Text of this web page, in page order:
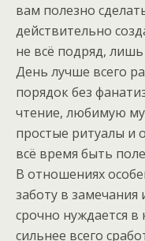
вам полезно
действительно
не всё подряд, лишь
День лучше всего
порядок без
чтение, любимую
простые ритуалы и
всё время быть
В отношениях
заботу в замечания
срочно нуждается в
сильнее всего